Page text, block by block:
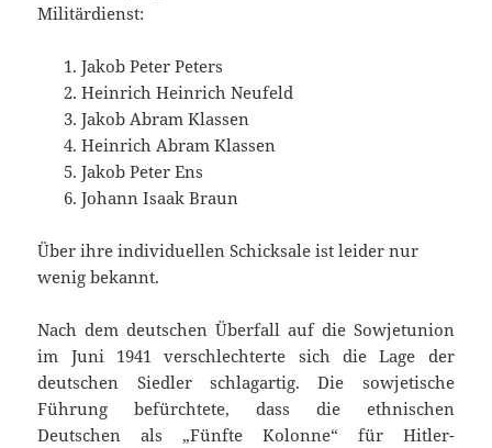
Militärdienst:
Jakob Peter Peters
Heinrich Heinrich Neufeld
Jakob Abram Klassen
Heinrich Abram Klassen
Jakob Peter Ens
Johann Isaak Braun
Über ihre individuellen Schicksale ist leider nur
wenig bekannt.
Nach dem deutschen Überfall auf die Sowjetunion
im Juni 1941 verschlechterte sich die Lage der
deutschen Siedler schlagartig. Die sowjetische
Führung befürchtete, dass die ethnischen
Deutschen als „Fünfte Kolonne“ für Hitler-